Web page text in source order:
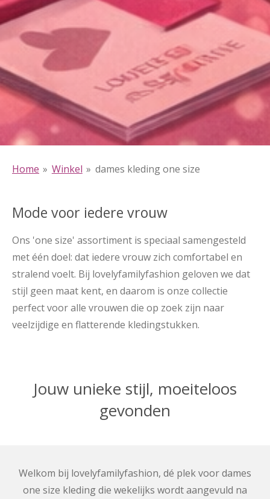
Home » Winkel » dames kleding one size
Mode voor iedere vrouw
Ons 'one size' assortiment is speciaal samengesteld
met één doel: dat iedere vrouw zich comfortabel en
stralend voelt. Bij lovelyfamilyfashion geloven we dat
stijl geen maat kent, en daarom is onze collectie
perfect voor alle vrouwen die op zoek zijn naar
veelzijdige en flatterende kledingstukken.
Jouw unieke stijl, moeiteloos
gevonden
Welkom bij lovelyfamilyfashion, dé plek voor dames
one size kleding die wekelijks wordt aangevuld na